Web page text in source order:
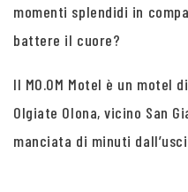
momenti splendidi in
battere il cuore?
Il MO.OM Motel è un motel
Olgiate Olona, vicino San
manciata di minuti